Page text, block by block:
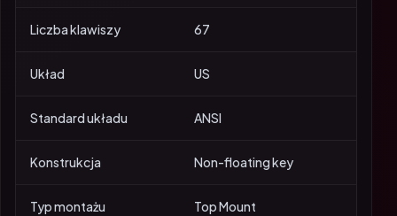
Liczba klawiszy 67
Układ US
Standard układu ANSI
Konstrukcja Non-floating key
Typ montażu Top Mount